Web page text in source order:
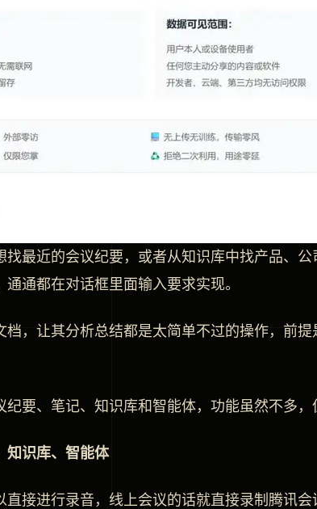
找最近的会议纪要，或者从知识库中找产品、
通都在对话框里面输入要求实现。
档，让其分析总结都是太简单不过的操作，前
纪要、笔记、知识库和智能体，功能虽然不多，
知识库、智能体
直接进行录音，线上会议的话就直接录制腾讯